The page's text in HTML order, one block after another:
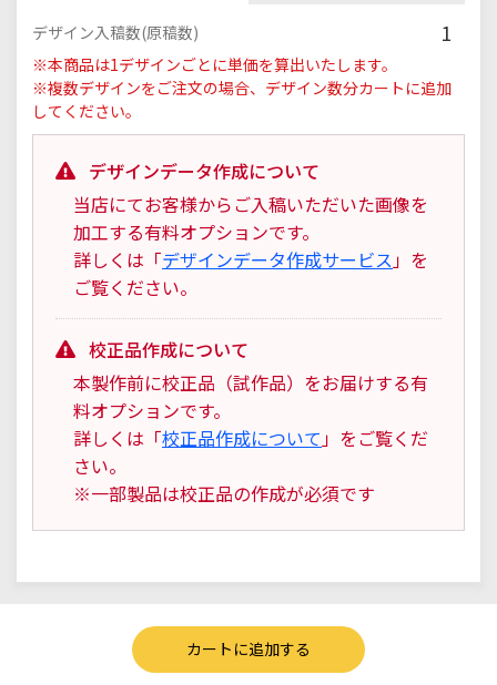
デザイン入稿数(原稿数) 1
※本商品は1デザインごとに単価を算出いたします。
※複数デザインをご注文の場合、デザイン数分カートに追加
してください。
デザインデータ作成について
当店にてお客様からご入稿いただいた画像を
加工する有料オプションです。
詳しくは「デザインデータ作成サービス 」を
ご覧ください。
校正品作成について
本製作前に校正品（試作品）をお届けする有
料オプションです。
詳しくは「校正品作成について 」をご覧くだ
さい。
※一部製品は校正品の作成が必須です